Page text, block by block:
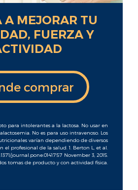
A MEJORAR TU
FUERZA Y
para intolerantes a la lactosa. No usar en
No es para uso intravenoso. Los
varían dependiendo de diversos
el profesional de la salud. 1. Berton L, et al.
journal.pone.0141757 November 3, 2015.
tomas de producto y con actividad física.
comprar